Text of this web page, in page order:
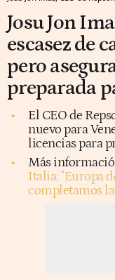
Josu Jon
escasez de
pero
preparada
El CEO de
nuevo para
licencias para
Más
Italia: "Europa
completamos